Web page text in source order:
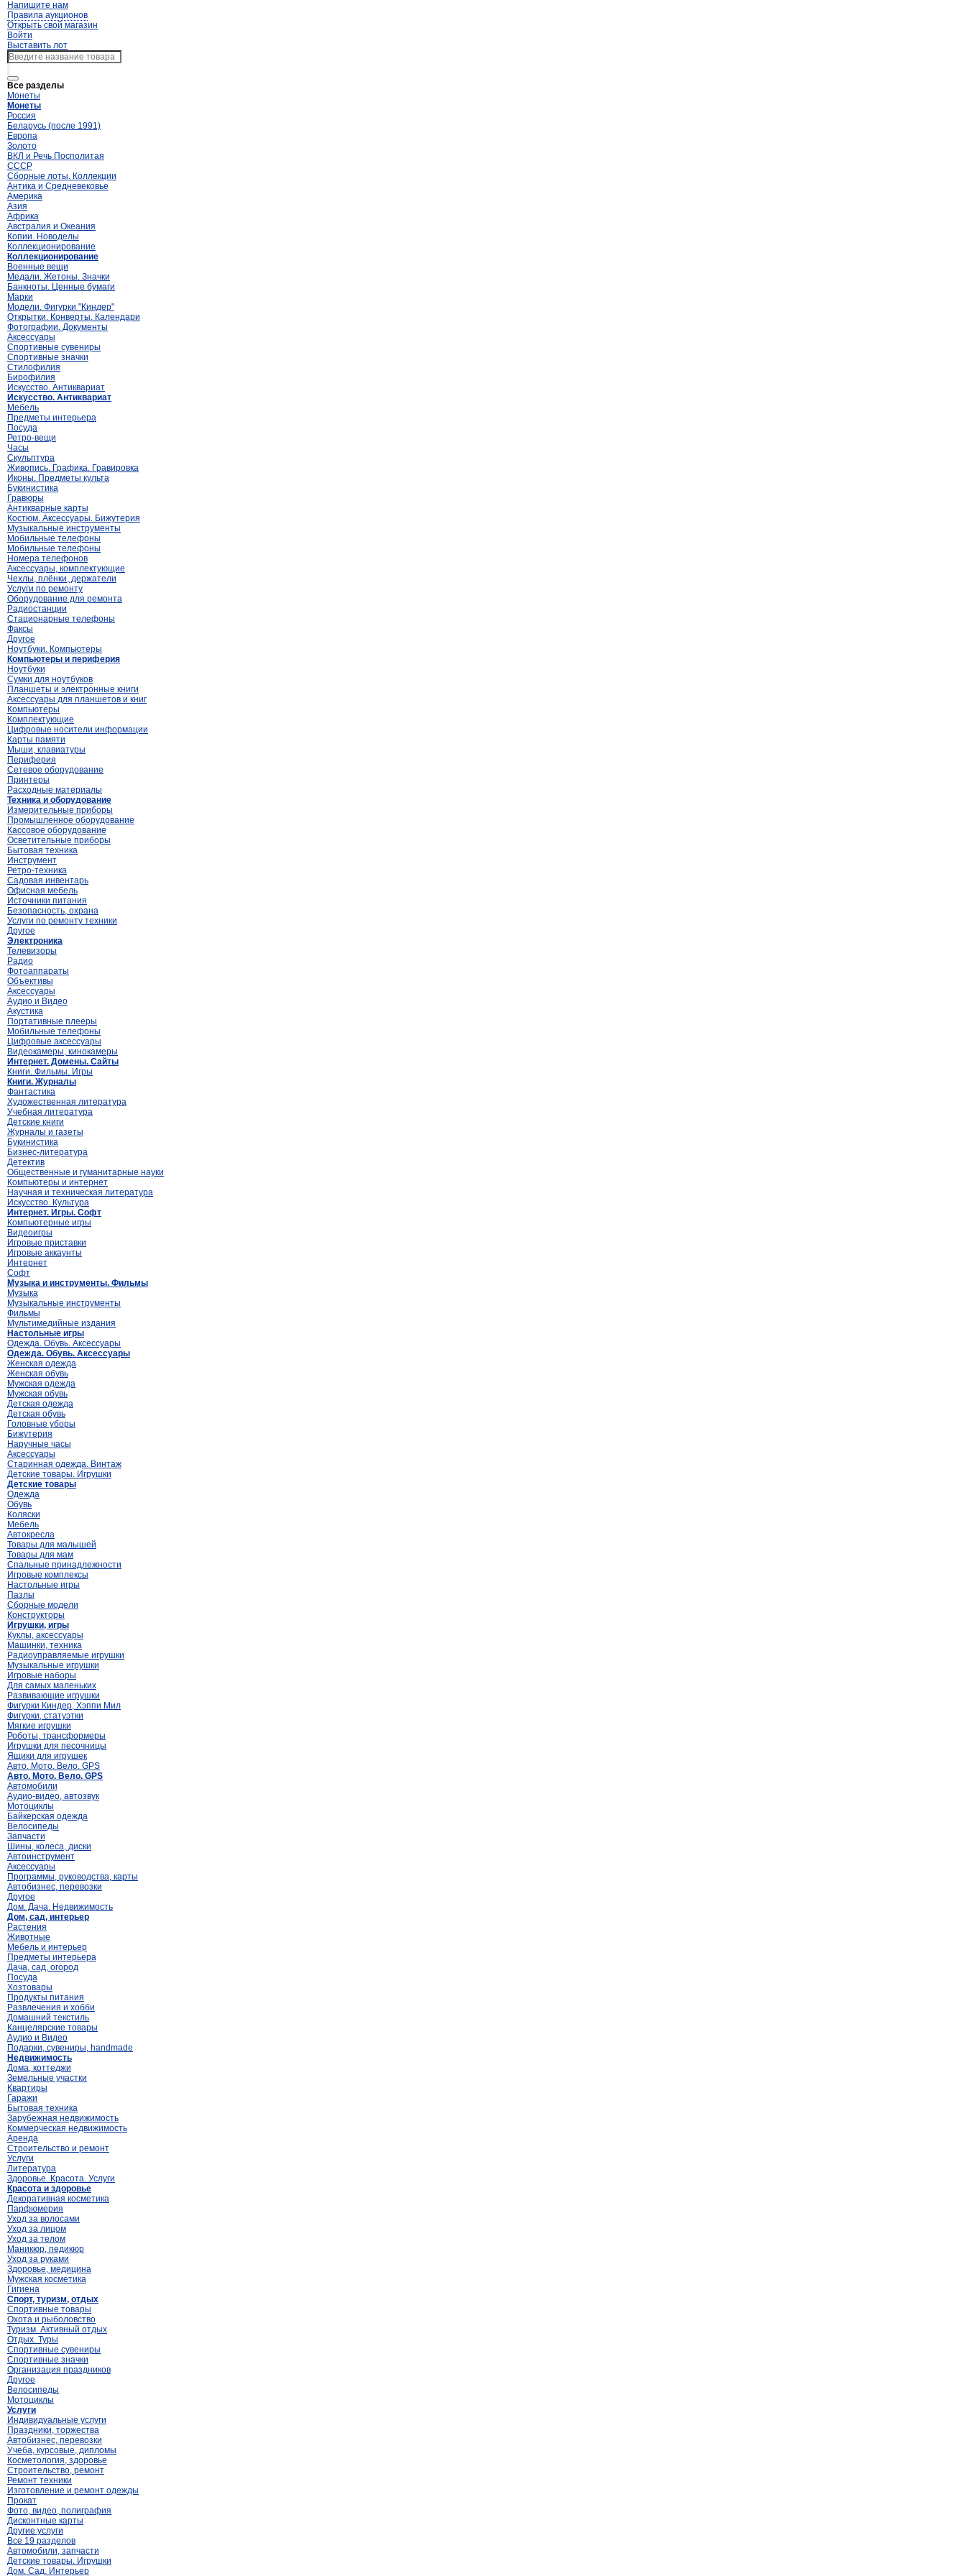
Напишите нам
Правила аукционов
Открыть свой магазин
Войти
Выставить лот
Все разделы
Монеты
Монеты
Россия
Беларусь (после 1991)
Европа
Золото
ВКЛ и Речь Посполитая
СССР
Сборные лоты. Коллекции
Антика и Средневековье
Америка
Азия
Африка
Австралия и Океания
Копии. Новоделы
Коллекционирование
Коллекционирование
Военные вещи
Медали. Жетоны. Значки
Банкноты. Ценные бумаги
Марки
Модели. Фигурки "Киндер"
Открытки. Конверты. Календари
Фотографии. Документы
Аксессуары
Спортивные сувениры
Спортивные значки
Стилофилия
Бирофилия
Искусство. Антиквариат
Искусство. Антиквариат
Мебель
Предметы интерьера
Посуда
Ретро-вещи
Часы
Скульптура
Живопись. Графика. Гравировка
Иконы. Предметы культа
Букинистика
Гравюры
Антикварные карты
Костюм. Аксессуары. Бижутерия
Музыкальные инструменты
Мобильные телефоны
Мобильные телефоны
Номера телефонов
Аксессуары, комплектующие
Чехлы, плёнки, держатели
Услуги по ремонту
Оборудование для ремонта
Радиостанции
Стационарные телефоны
Факсы
Другое
Ноутбуки. Компьютеры
Компьютеры и периферия
Ноутбуки
Сумки для ноутбуков
Планшеты и электронные книги
Аксессуары для планшетов и книг
Компьютеры
Комплектующие
Цифровые носители информации
Карты памяти
Мыши, клавиатуры
Периферия
Сетевое оборудование
Принтеры
Расходные материалы
Техника и оборудование
Измерительные приборы
Промышленное оборудование
Кассовое оборудование
Осветительные приборы
Бытовая техника
Инструмент
Ретро-техника
Садовая инвентарь
Офисная мебель
Источники питания
Безопасность, охрана
Услуги по ремонту техники
Другое
Электроника
Телевизоры
Радио
Фотоаппараты
Объективы
Аксессуары
Аудио и Видео
Акустика
Портативные плееры
Мобильные телефоны
Цифровые аксессуары
Видеокамеры, кинокамеры
Интернет. Домены. Сайты
Книги. Фильмы. Игры
Книги. Журналы
Фантастика
Художественная литература
Учебная литература
Детские книги
Журналы и газеты
Букинистика
Бизнес-литература
Детектив
Общественные и гуманитарные науки
Компьютеры и интернет
Научная и техническая литература
Искусство. Культура
Интернет. Игры. Софт
Компьютерные игры
Видеоигры
Игровые приставки
Игровые аккаунты
Интернет
Софт
Музыка и инструменты. Фильмы
Музыка
Музыкальные инструменты
Фильмы
Мультимедийные издания
Настольные игры
Одежда. Обувь. Аксессуары
Одежда. Обувь. Аксессуары
Женская одежда
Женская обувь
Мужская одежда
Мужская обувь
Детская одежда
Детская обувь
Головные уборы
Бижутерия
Наручные часы
Аксессуары
Старинная одежда. Винтаж
Детские товары. Игрушки
Детские товары
Одежда
Обувь
Коляски
Мебель
Автокресла
Товары для малышей
Товары для мам
Спальные принадлежности
Игровые комплексы
Настольные игры
Пазлы
Сборные модели
Конструкторы
Игрушки, игры
Куклы, аксессуары
Машинки, техника
Радиоуправляемые игрушки
Музыкальные игрушки
Игровые наборы
Для самых маленьких
Развивающие игрушки
Фигурки Киндер, Хэппи Мил
Фигурки, статуэтки
Мягкие игрушки
Роботы, трансформеры
Игрушки для песочницы
Ящики для игрушек
Авто. Мото. Вело. GPS
Авто. Мото. Вело. GPS
Автомобили
Аудио-видео, автозвук
Мотоциклы
Байкерская одежда
Велосипеды
Запчасти
Шины, колеса, диски
Автоинструмент
Аксессуары
Программы, руководства, карты
Автобизнес, перевозки
Другое
Дом. Дача. Недвижимость
Дом, сад, интерьер
Растения
Животные
Мебель и интерьер
Предметы интерьера
Дача, сад, огород
Посуда
Хозтовары
Продукты питания
Развлечения и хобби
Домашний текстиль
Канцелярские товары
Аудио и Видео
Подарки, сувениры, handmade
Недвижимость
Дома, коттеджи
Земельные участки
Квартиры
Гаражи
Бытовая техника
Зарубежная недвижимость
Коммерческая недвижимость
Аренда
Строительство и ремонт
Услуги
Литература
Здоровье. Красота. Услуги
Красота и здоровье
Декоративная косметика
Парфюмерия
Уход за волосами
Уход за лицом
Уход за телом
Маникюр, педикюр
Уход за руками
Здоровье, медицина
Мужская косметика
Гигиена
Спорт, туризм, отдых
Спортивные товары
Охота и рыболовство
Туризм. Активный отдых
Отдых. Туры
Спортивные сувениры
Спортивные значки
Организация праздников
Другое
Велосипеды
Мотоциклы
Услуги
Индивидуальные услуги
Праздники, торжества
Автобизнес, перевозки
Учеба, курсовые, дипломы
Косметология, здоровье
Строительство, ремонт
Ремонт техники
Изготовление и ремонт одежды
Прокат
Фото, видео, полиграфия
Дисконтные карты
Другие услуги
Все 19 разделов
Автомобили, запчасти
Детские товары. Игрушки
Дом. Сад. Интерьер